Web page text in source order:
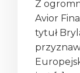
Z
Avior
tytuł